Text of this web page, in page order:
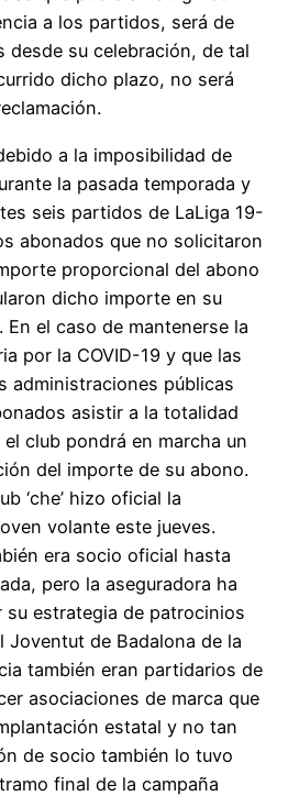
a los partidos, será de
desde su celebración, de tal
dicho plazo, no será
a la imposibilidad de
la pasada temporada y
seis partidos de LaLiga 19-
abonados que no solicitaron
proporcional del abono
dicho importe en su
En el caso de mantenerse la
por la COVID-19 y que las
administraciones públicas
asistir a la totalidad
club pondrá en marcha un
del importe de su abono.
‘che’ hizo oficial la
volante este jueves.
era socio oficial hasta
pero la aseguradora ha
estrategia de patrocinios
Joventut de Badalona de la
también eran partidarios de
asociaciones de marca que
estatal y no tan
de socio también lo tuvo
final de la campaña